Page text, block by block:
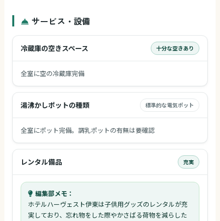
サービス・設備
冷蔵庫の空きスペース 十分な空きあり
全室に空の冷蔵庫完備
湯沸かしポットの種類 標準的な電気ポット
全室にポット完備。調乳ポットの有無は要確認
レンタル備品 充実
編集部メモ：
ホテルハーヴェスト伊東は子供用グッズのレンタルが充
実しており、忘れ物をした際やかさばる荷物を減らした